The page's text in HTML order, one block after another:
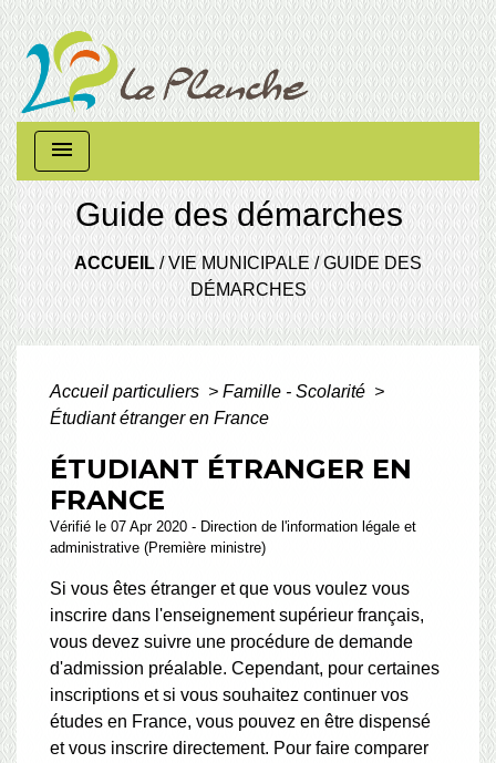
menu
Guide des démarches
ACCUEIL/VIE MUNICIPALE/GUIDE DES
DÉMARCHES
Accueil particuliers > Famille - Scolarité >
Étudiant étranger en France
ÉTUDIANT ÉTRANGER EN
FRANCE
Vérifié le 07 Apr 2020 - Direction de l'information légale et
administrative (Première ministre)
Si vous êtes étranger et que vous voulez vous
inscrire dans l'enseignement supérieur français,
vous devez suivre une procédure de demande
d'admission préalable. Cependant, pour certaines
inscriptions et si vous souhaitez continuer vos
études en France, vous pouvez en être dispensé
et vous inscrire directement. Pour faire comparer